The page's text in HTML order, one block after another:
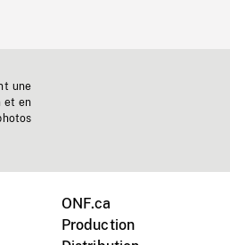
une
et en
ONF.ca
Production